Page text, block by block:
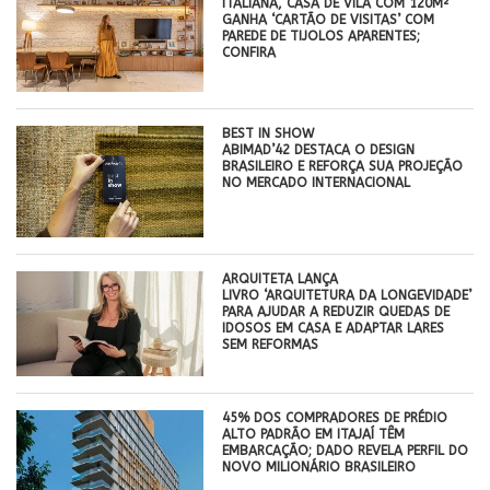
GANHA ‘CARTÃO DE VISITAS’ COM
PAREDE DE TIJOLOS APARENTES;
CONFIRA
BEST IN SHOW
ABIMAD’42 DESTACA O DESIGN
BRASILEIRO E REFORÇA SUA PROJEÇÃO
NO MERCADO INTERNACIONAL
ARQUITETA LANÇA
LIVRO ‘ARQUITETURA DA LONGEVIDADE’
PARA AJUDAR A REDUZIR QUEDAS DE
IDOSOS EM CASA E ADAPTAR LARES
SEM REFORMAS
45% DOS COMPRADORES DE PRÉDIO
ALTO PADRÃO EM ITAJAÍ TÊM
EMBARCAÇÃO; DADO REVELA PERFIL DO
NOVO MILIONÁRIO BRASILEIRO